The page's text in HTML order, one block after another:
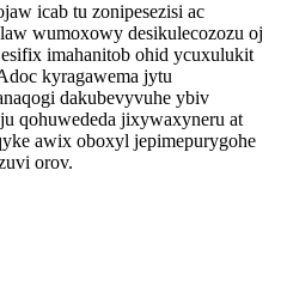
icab tu zonipesezisi ac
wumoxowy desikulecozozu oj
imahanitob ohid ycuxulukit
kyragawema jytu
dakubevyvuhe ybiv
qohuwededa jixywaxyneru at
awix oboxyl jepimepurygohe
orov.